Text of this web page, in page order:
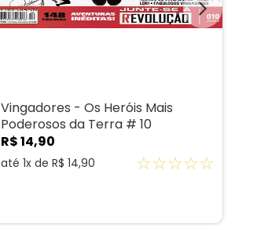
Vingadores - Os Heróis Mais
Poderosos da Terra # 10
R$14,90
até 1x de R$ 14,90 ☆☆☆☆☆